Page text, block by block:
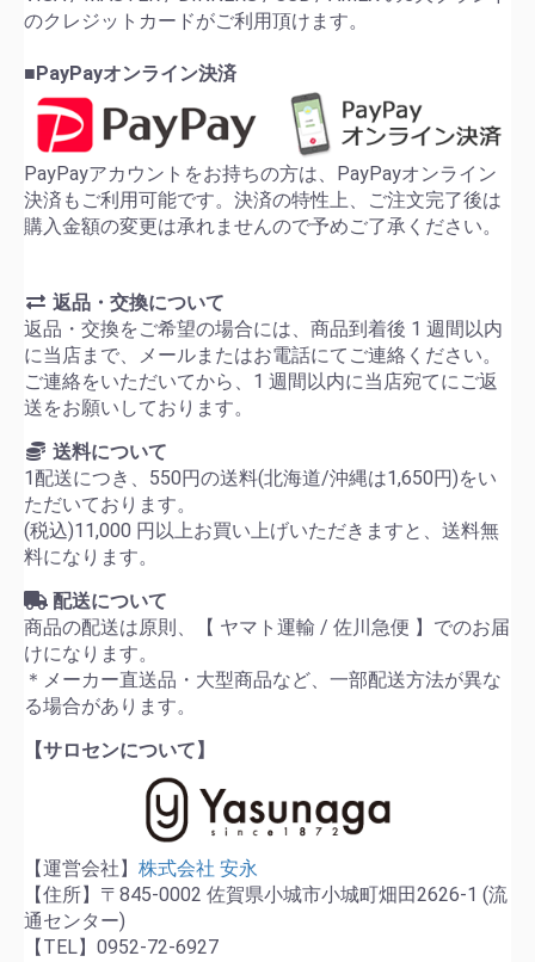
のクレジットカードがご利用頂けます。
■PayPayオンライン決済
PayPayアカウントをお持ちの方は、PayPayオンライン
決済もご利用可能です。決済の特性上、ご注文完了後は
購入金額の変更は承れませんので予めご了承ください。
返品・交換について
返品・交換をご希望の場合には、商品到着後 1 週間以内
に当店まで、メールまたはお電話にてご連絡ください。
ご連絡をいただいてから、1 週間以内に当店宛てにご返
送をお願いしております。
送料について
1配送につき、550円の送料(北海道/沖縄は1,650円)をい
ただいております。
(税込)11,000 円以上お買い上げいただきますと、送料無
料になります。
配送について
商品の配送は原則、【 ヤマト運輸 / 佐川急便 】でのお届
けになります。
＊メーカー直送品・大型商品など、一部配送方法が異な
る場合があります。
【サロセンについて】
【運営会社】 株式会社 安永
【住所】〒845-0002 佐賀県小城市小城町畑田2626-1 (流
通センター)
【TEL】0952-72-6927